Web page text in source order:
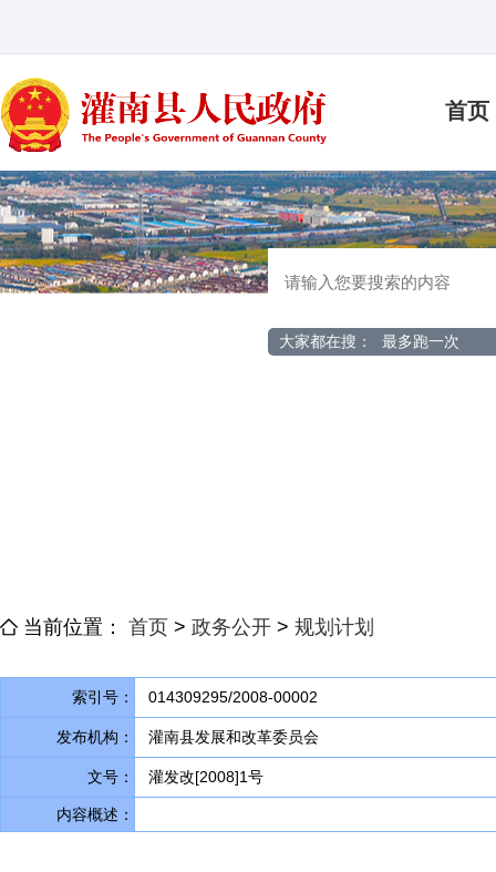
首页
大家都在搜： 最多跑一次
当前位置： 首页 > 政务公开 > 规划计划
索引号： 014309295/2008-00002
发布机构： 灌南县发展和改革委员会
文号： 灌发改[2008]1号
内容概述：